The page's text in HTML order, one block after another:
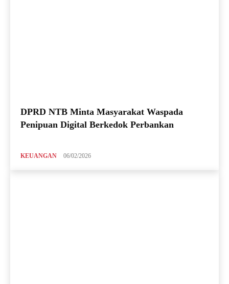
DPRD NTB Minta Masyarakat Waspada
Penipuan Digital Berkedok Perbankan
KEUANGAN 06/02/2026